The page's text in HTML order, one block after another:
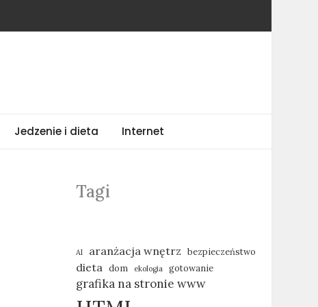
Jedzenie i dieta Internet
Tagi
AI aranżacja wnętrz bezpieczeństwo
dieta dom ekologia gotowanie
grafika na stronie www